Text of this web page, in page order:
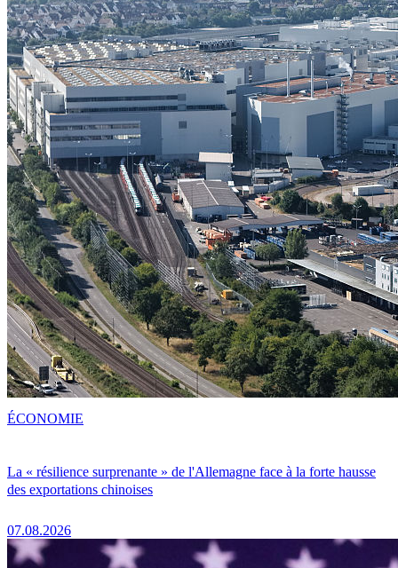
La « résilience surprenante » de l'Allemagne face à la forte hausse
des exportations chinoises
07.08.2026
ÉCONOMIE